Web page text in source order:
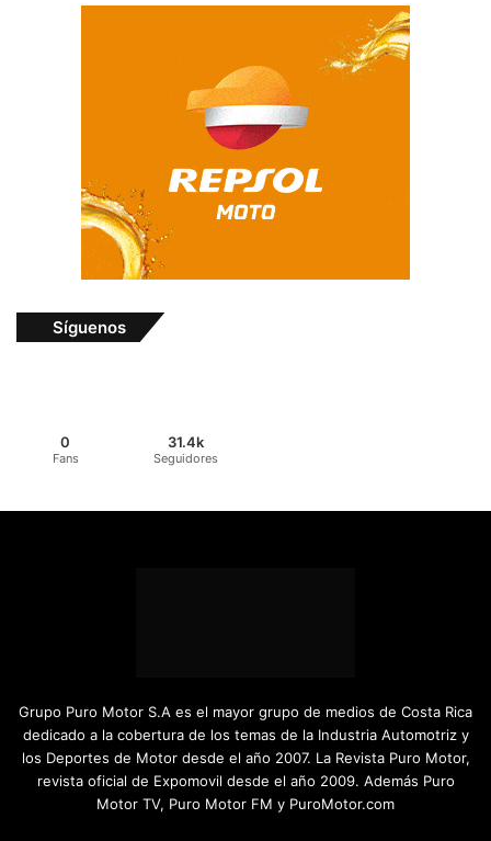
Síguenos
0
Fans
31.4k
Seguidores
Grupo Puro Motor S.A es el mayor grupo de medios de Costa Rica
dedicado a la cobertura de los temas de la Industria Automotriz y
los Deportes de Motor desde el año 2007. La Revista Puro Motor,
revista oficial de Expomovil desde el año 2009. Además Puro
Motor TV, Puro Motor FM y PuroMotor.com